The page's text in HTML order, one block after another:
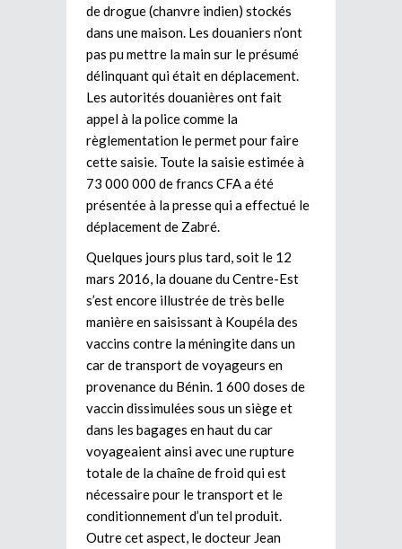
de drogue (chanvre indien) stockés
dans une maison. Les douaniers n’ont
pas pu mettre la main sur le présumé
délinquant qui était en déplacement.
Les autorités douanières ont fait
appel à la police comme la
règlementation le permet pour faire
cette saisie. Toute la saisie estimée à
73 000 000 de francs CFA a été
présentée à la presse qui a effectué le
déplacement de Zabré.
Quelques jours plus tard, soit le 12
mars 2016, la douane du Centre-Est
s’est encore illustrée de très belle
manière en saisissant à Koupéla des
vaccins contre la méningite dans un
car de transport de voyageurs en
provenance du Bénin. 1 600 doses de
vaccin dissimulées sous un siège et
dans les bagages en haut du car
voyageaient ainsi avec une rupture
totale de la chaîne de froid qui est
nécessaire pour le transport et le
conditionnement d’un tel produit.
Outre cet aspect, le docteur Jean